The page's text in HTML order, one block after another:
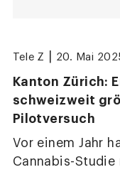
Tele Z 20. Mai
Kanton Zürich:
schweizweit
Pilotversuch
Vor einem Jahr
Cannabis-Studie